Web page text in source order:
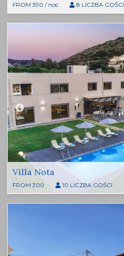
FROM 390 / noc 8 LICZBA GOŚCI
Villa Nota
FROM 300 10 LICZBA GOŚCI